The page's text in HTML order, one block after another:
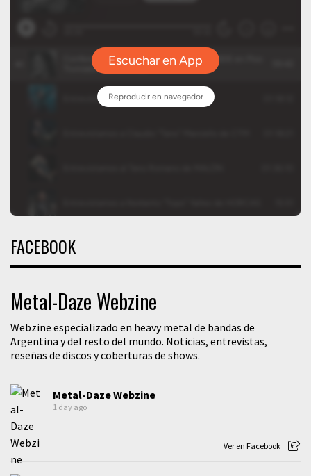
FACEBOOK
Metal-Daze Webzine
Webzine especializado en heavy metal de bandas de
Argentina y del resto del mundo. Noticias, entrevistas,
reseñas de discos y coberturas de shows.
Metal-Daze Webzine
1 day ago
Ver en Facebook